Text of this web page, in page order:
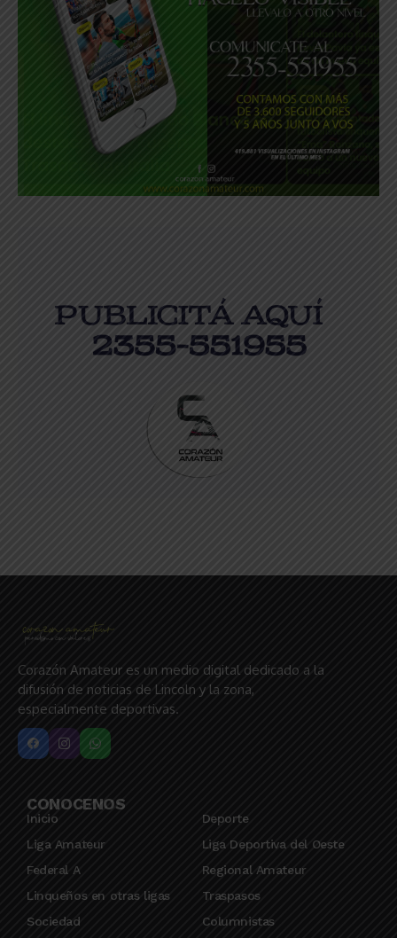
Corazón Amateur es un medio digital dedicado a la
difusión de noticias de Lincoln y la zona,
especialmente deportivas.
CONOCENOS
Inicio
Deporte
Liga Amateur
Liga Deportiva del Oeste
Federal A
Regional Amateur
Linqueños en otras ligas
Traspasos
Sociedad
Columnistas